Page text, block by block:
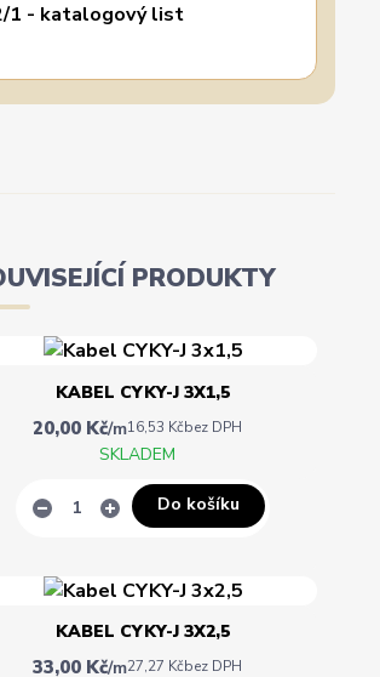
1 - katalogový list
PRODUKTY
KABEL CYKY-J 3X1,5
20,00 Kč/m16,53 Kčbez DPH
SKLADEM
Do košíku
KABEL CYKY-J 3X2,5
33,00 Kč/m27,27 Kčbez DPH